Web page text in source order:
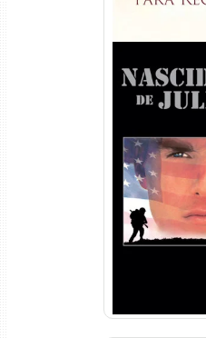
Nascido
Torrent (1989)
Dual